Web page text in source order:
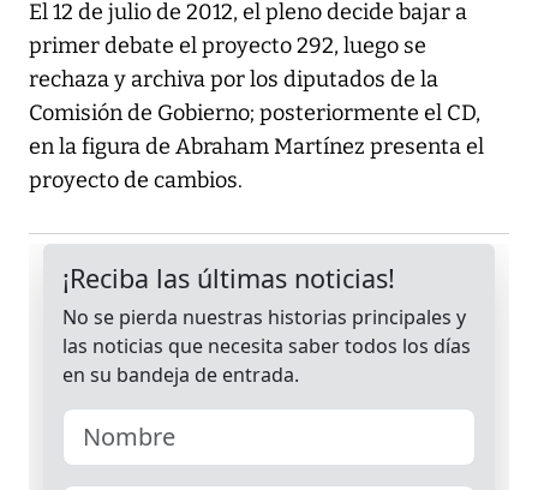
El 12 de julio de 2012, el pleno decide bajar a
primer debate el proyecto 292, luego se
rechaza y archiva por los diputados de la
Comisión de Gobierno; posteriormente el CD,
en la figura de Abraham Martínez presenta el
proyecto de cambios.